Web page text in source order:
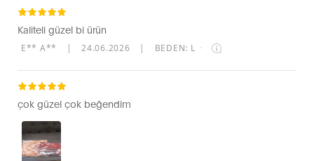
Kaliteli güzel bi ürün
E** A** | 24.06.2026 | BEDEN: L ·
çok güzel çok beğendim